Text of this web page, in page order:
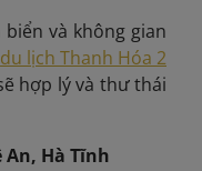
và không gian
du lịch Thanh Hóa 2
hợp lý và thư thái
Hà Tĩnh